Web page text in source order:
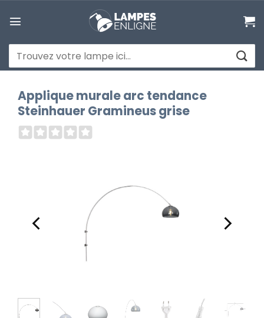
au
Recherche
pour :
Applique murale arc tendance
Steinhauer Gramineus grise